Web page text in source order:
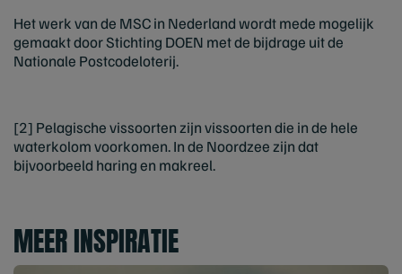
Het werk van de MSC in Nederland wordt mede mogelijk
gemaakt door Stichting DOEN met de bijdrage uit de
Nationale Postcodeloterij.
[2] Pelagische vissoorten zijn vissoorten die in de hele
waterkolom voorkomen. In de Noordzee zijn dat
bijvoorbeeld haring en makreel.
MEER INSPIRATIE